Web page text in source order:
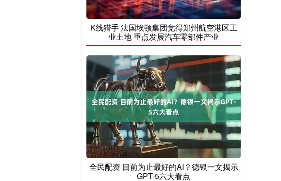
K线猎手 法国埃顿集团竞得郑州航空港区工
业土地 重点发展汽车零部件产业
全民配资 目前为止最好的AI？德银一文揭示
GPT-5六大看点